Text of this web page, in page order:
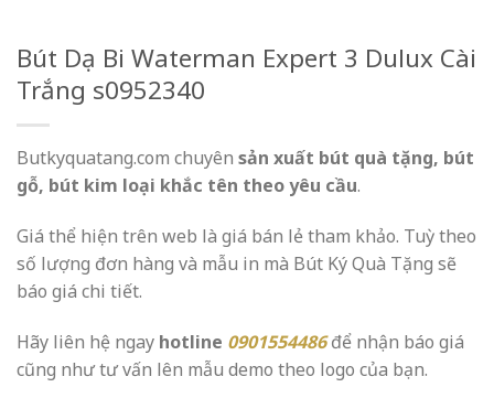
Bút Dạ Bi Waterman Expert 3 Dulux Cài
Trắng s0952340
Butkyquatang.com chuyên sản xuất bút quà tặng, bút
gỗ, bút kim loại khắc tên theo yêu cầu.
Giá thể hiện trên web là giá bán lẻ tham khảo. Tuỳ theo
số lượng đơn hàng và mẫu in mà Bút Ký Quà Tặng sẽ
báo giá chi tiết.
Hãy liên hệ ngay hotline 0901554486để nhận báo giá
cũng như tư vấn lên mẫu demo theo logo của bạn.